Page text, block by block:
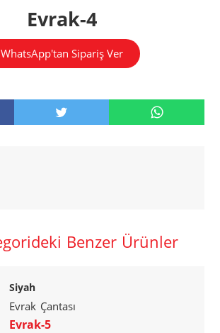
Evrak-4
WhatsApp'tan Sipariş Ver
Benzer Ürünler
Siyah
Evrak Çantası
Evrak-5